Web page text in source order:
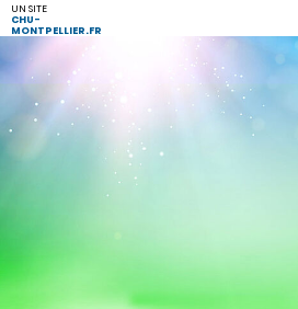
UN SITE
CHU-
MONTPELLIER.FR